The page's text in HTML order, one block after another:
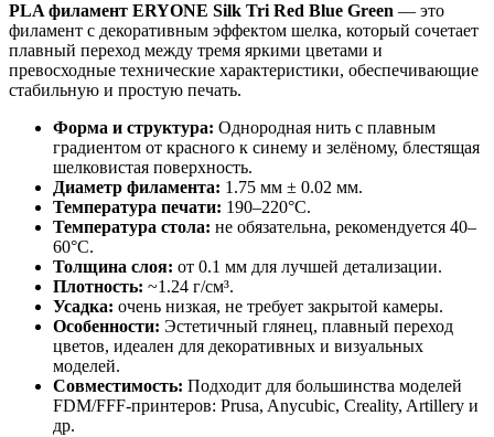
PLA филамент ERYONE Silk Tri Red Blue Green — это
филамент с декоративным эффектом шелка, который сочетает
плавный переход между тремя яркими цветами и
превосходные технические характеристики, обеспечивающие
стабильную и простую печать.
Форма и структура: Однородная нить с плавным
градиентом от красного к синему и зелёному, блестящая
шелковистая поверхность.
Диаметр филамента: 1.75 мм ± 0.02 мм.
Температура печати: 190–220°C.
Температура стола: не обязательна, рекомендуется 40–
60°C.
Толщина слоя: от 0.1 мм для лучшей детализации.
Плотность: ~1.24 г/см³.
Усадка: очень низкая, не требует закрытой камеры.
Особенности: Эстетичный глянец, плавный переход
цветов, идеален для декоративных и визуальных
моделей.
Совместимость: Подходит для большинства моделей
FDM/FFF-принтеров: Prusa, Anycubic, Creality, Artillery и
др.